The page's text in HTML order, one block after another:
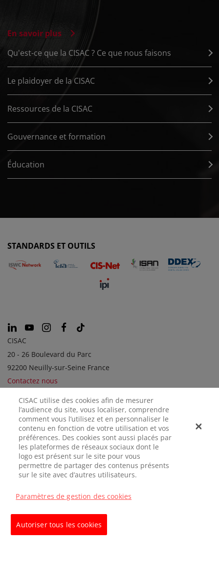
En savoir plus
Qu'est-ce que la CISAC ? Ce que nous faisons
Le plaidoyer de la CISAC
Ressources de la CISAC
Gouvernance et formation
Éducation
STANDARDS ET OUTILS
CISAC
20 - 26 Boulevard du Parc
92200 Neuilly-sur-Seine France
Contactez nous
SOCIÉTÉS SOEURS
MENTIONS
LÉGALES
CONFIDENTIALITÉ
CISAC utilise des cookies afin de mesurer
l’audience du site, vous localiser, comprendre
comment vous l’utilisez et en personnaliser le
contenu en fonction de votre utilisation et vos
préférences. Des cookies sont aussi placés par
les plateformes de réseaux sociaux dont le
logo est présent sur le site pour vous
permettre de partager des contenus présents
sur le site avec d’autres utilisateurs.
Paramètres de gestion des cookies
Autoriser tous les cookies